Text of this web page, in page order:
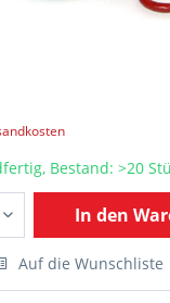
Bestand: >20
In den
Auf die Wunschliste